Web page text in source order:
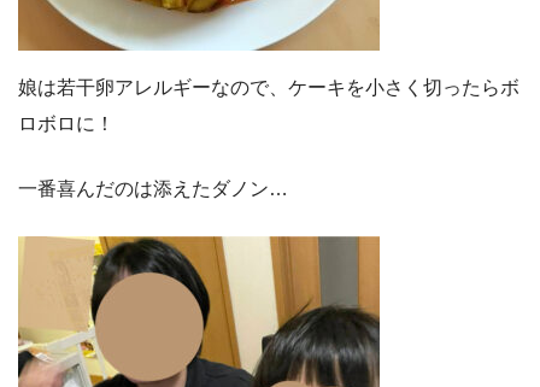
娘は若干卵アレルギーなので、ケーキを小さく切ったらボ
ロボロに！
一番喜んだのは添えたダノン…